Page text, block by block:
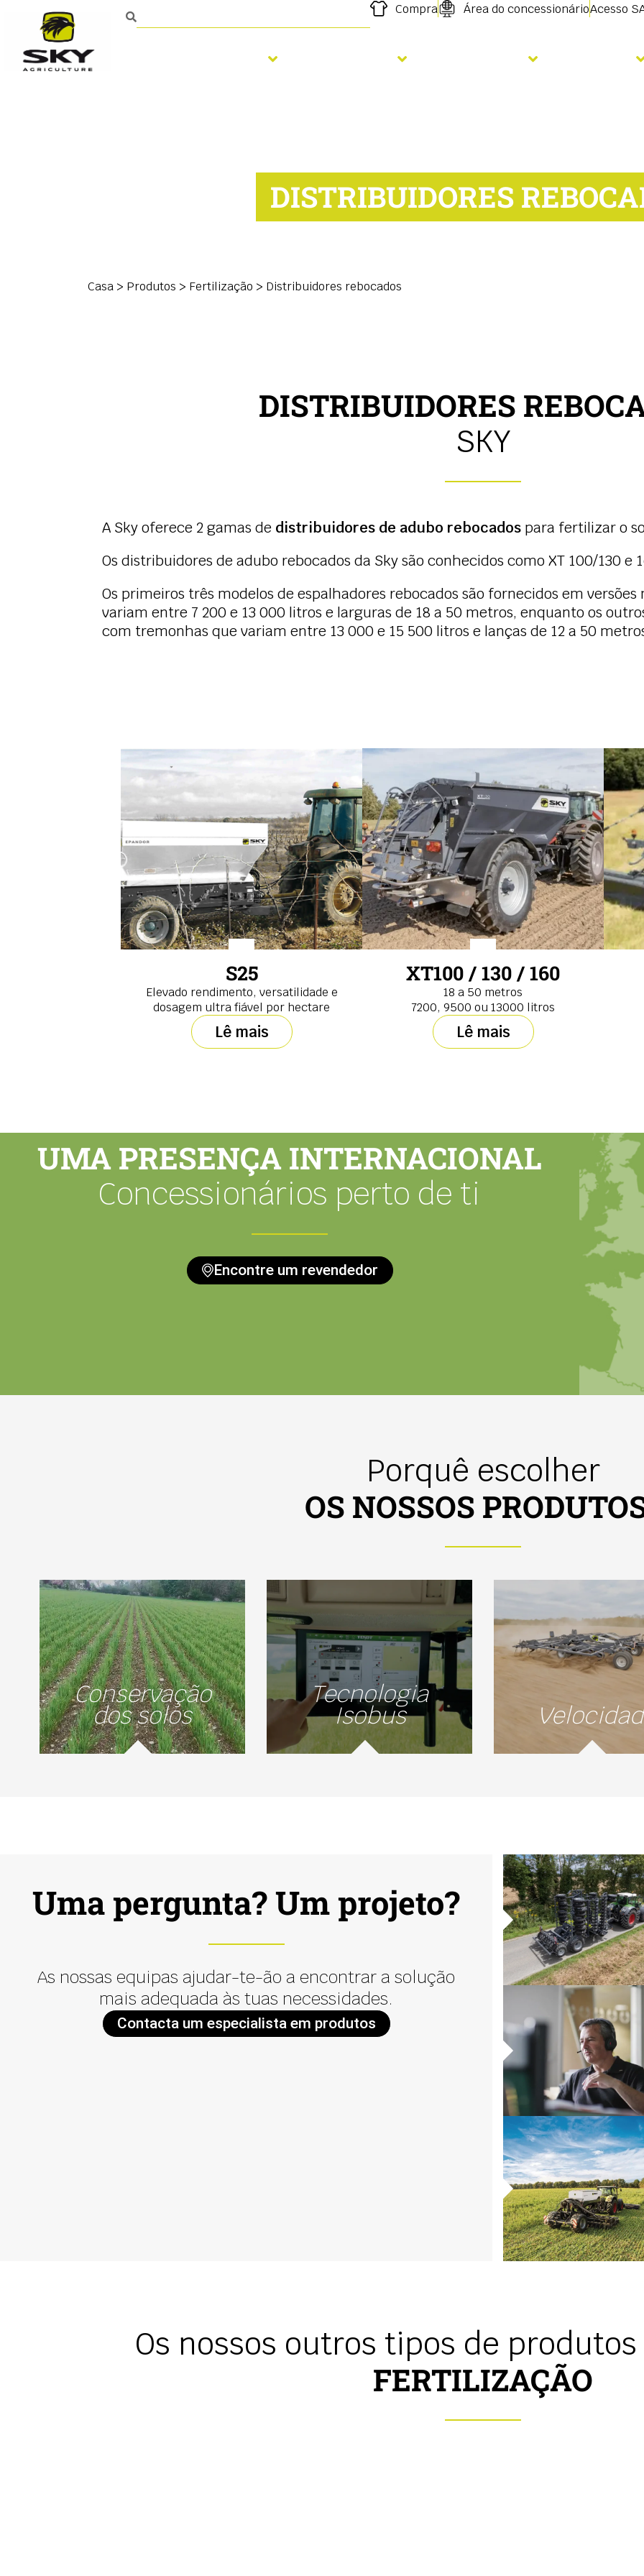
Compra Área do concessionárioAcesso
DISTRIBUIDORES
Casa > Produtos > Fertilização > Distribuidores rebocados
DISTRIBUIDORES
SKY
A Sky oferece 2 gamas de distribuidores de adubo rebocados para fertilizar o
Os distribuidores de adubo rebocados da Sky são conhecidos como XT 100/130 e
Os primeiros três modelos de espalhadores rebocados são fornecidos em
variam entre 7 200 e 13 000 litros e larguras de 18 a 50 metros, enquanto os
com tremonhas que variam entre 13 000 e 15 500 litros e lanças de 12 a 50
S25
Elevado rendimento, versatilidade e
dosagem ultra fiável por hectare
Lê mais
XT100 / 130 / 160
18 a 50 metros
7200, 9500 ou 13000 litros
Lê mais
UMA PRESENÇA INTERNACIONAL
Concessionários perto de ti
Encontre um revendedor
Porquê escolher
OS NOSSOS
Conservação
dos solos
Tecnologia
Isobus
Uma pergunta? Um projeto?
As nossas equipas ajudar-te-ão a encontrar a solução
mais adequada às tuas necessidades.
Contacta um especialista em produtos
Os nossos outros tipos de
FERTILIZAÇÃO